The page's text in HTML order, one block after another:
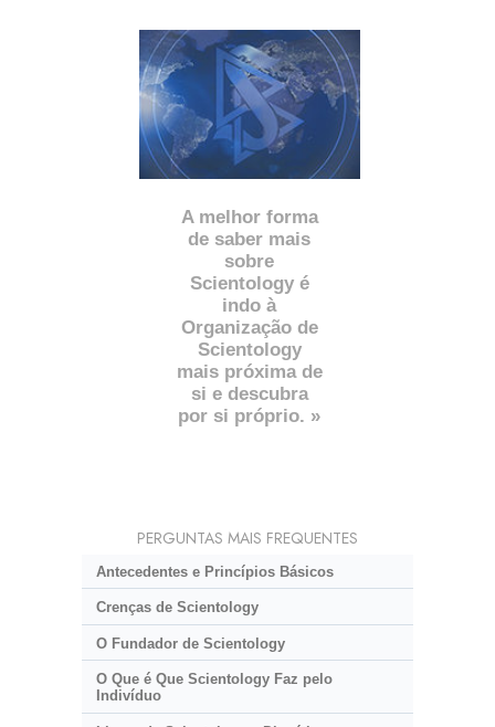
A melhor forma
de saber mais
sobre
Scientology é
indo à
Organização de
Scientology
mais próxima de
si e descubra
por si próprio. »
PERGUNTAS MAIS FREQUENTES
Antecedentes e Princípios Básicos
Crenças de Scientology
O Fundador de Scientology
O Que é Que Scientology Faz pelo
Indivíduo